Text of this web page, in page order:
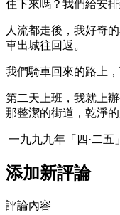
住下來嗎？我們給安
人流都走後，我好奇
車出城往回返。
我們騎車回來的路上
第二天上班，我就上
那整潔的街道，乾淨
一九九九年「四·二
添加新評論
評論內容